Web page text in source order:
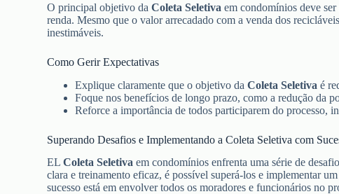
O principal objetivo daColeta Seletiva em condomínios deve
renda. Mesmo que o valor arrecadado com a venda dos
inestimáveis.
Como Gerir Expectativas
Explique claramente que o objetivo daColeta Seletiva é
Foque nos benefícios de longo prazo, como a redução da
Reforce a importância de todos participarem do processo,
Superando Desafios e Implementando a Coleta Seletiva com
ELColeta Seletiva em condomínios enfrenta uma série de
clara e treinamento eficaz, é possível superá-los e implementar
sucesso está em envolver todos os moradores e funcionários no